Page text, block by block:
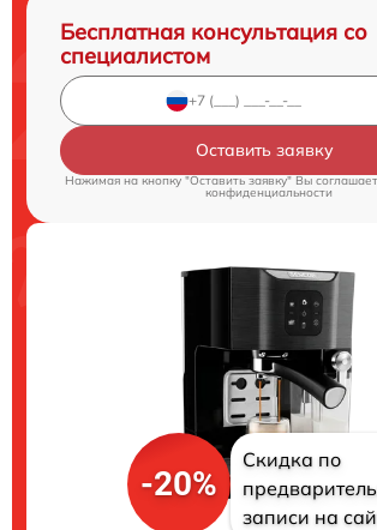
Бесплатная консультация со
специалистом
Оставить заявку
Нажимая на кнопку "Оставить заявку" Вы
конфиденциальности
-20%
Скидка по
записи на